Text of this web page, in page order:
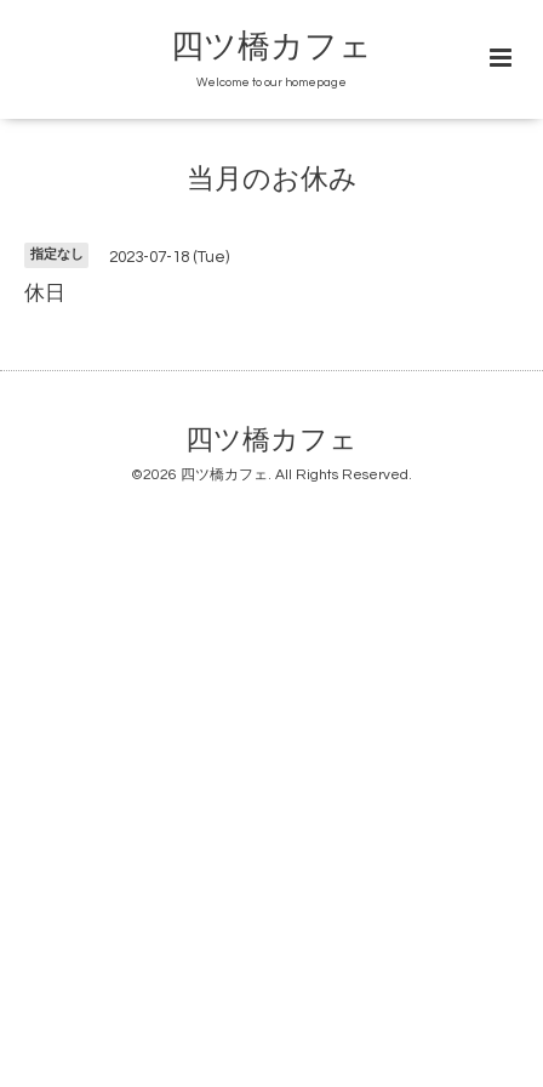
四ツ橋カフェ
Welcome to our homepage
当月のお休み
指定なし 2023-07-18 (Tue)
休日
四ツ橋カフェ
©2026 四ツ橋カフェ. All Rights Reserved.